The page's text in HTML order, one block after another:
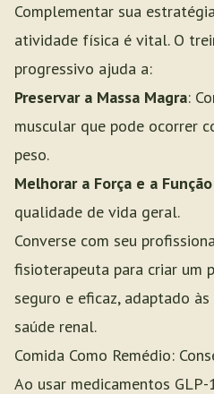
Complementar sua
atividade física é vital. O
progressivo ajuda a:
Preservar a Massa Magra:
muscular que pode ocorrer
peso.
Melhorar a Força e a Função
qualidade de vida geral.
Converse com seu
fisioterapeuta para criar um
seguro e eficaz, adaptado
saúde renal.
Comida Como Remédio:
Ao usar medicamentos